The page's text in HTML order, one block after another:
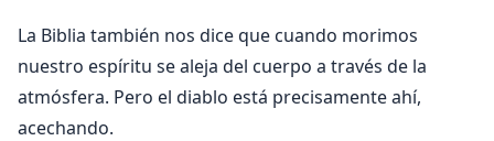
La Biblia también nos dice que cuando morimos
nuestro espíritu se aleja del cuerpo a través de la
atmósfera. Pero el diablo está precisamente ahí,
acechando.